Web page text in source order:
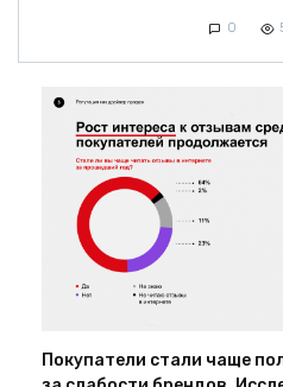
0
Покупатели стали чаще